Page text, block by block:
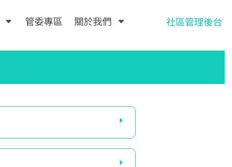
管委專區 關於我們 社區管理後台